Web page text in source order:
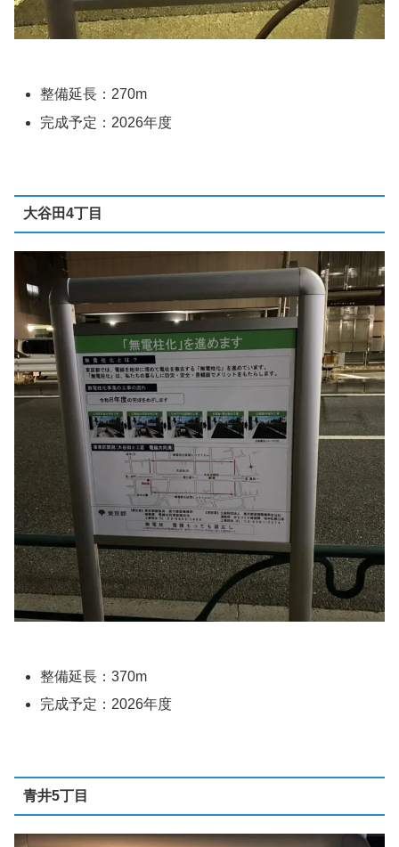
整備延長：270m
完成予定：2026年度
大谷田4丁目
整備延長：370m
完成予定：2026年度
青井5丁目